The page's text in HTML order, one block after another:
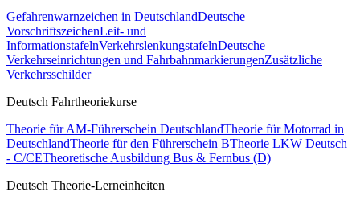
Gefahrenwarnzeichen in DeutschlandDeutsche
VorschriftszeichenLeit- und
InformationstafelnVerkehrslenkungstafelnDeutsche
Verkehrseinrichtungen und FahrbahnmarkierungenZusätzliche
Verkehrsschilder
Deutsch Fahrtheoriekurse
Theorie für AM-Führerschein DeutschlandTheorie für Motorrad in
DeutschlandTheorie für den Führerschein BTheorie LKW Deutsch
- C/CETheoretische Ausbildung Bus & Fernbus (D)
Deutsch Theorie-Lerneinheiten